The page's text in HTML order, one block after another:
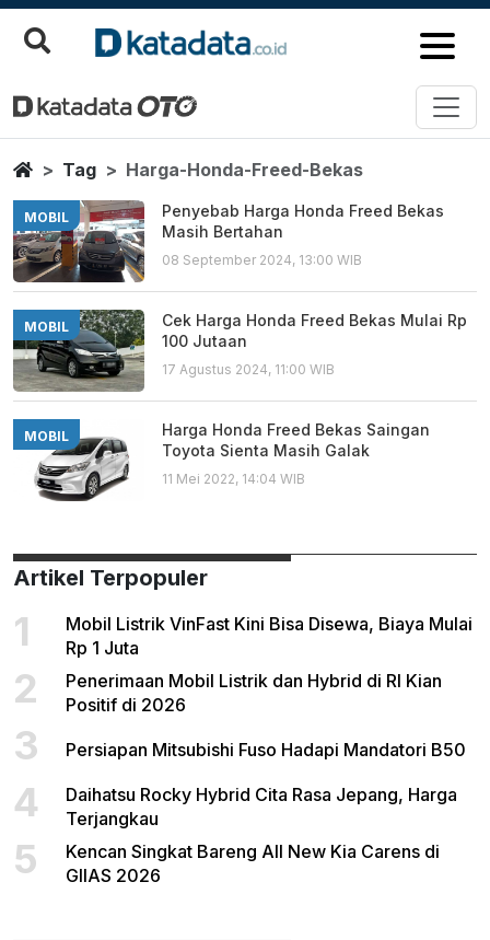
Harga Honda Freed Bekas
Berita Terbaru
HomeTag Harga-Honda-Freed-Bekas
MOBIL
Penyebab Harga Honda Freed Bekas
Masih Bertahan
08 September 2024, 13:00 WIB
MOBIL
Cek Harga Honda Freed Bekas Mulai Rp
100 Jutaan
17 Agustus 2024, 11:00 WIB
MOBIL
Harga Honda Freed Bekas Saingan
Toyota Sienta Masih Galak
11 Mei 2022, 14:04 WIB
Artikel Terpopuler
1
Mobil Listrik VinFast Kini Bisa Disewa, Biaya Mulai
Rp 1 Juta
2
Penerimaan Mobil Listrik dan Hybrid di RI Kian
Positif di 2026
3 Persiapan Mitsubishi Fuso Hadapi Mandatori B50
4
Daihatsu Rocky Hybrid Cita Rasa Jepang, Harga
Terjangkau
5
Kencan Singkat Bareng All New Kia Carens di
GIIAS 2026